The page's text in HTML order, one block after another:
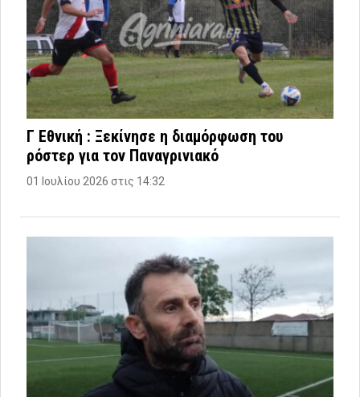
Γ Εθνική : Ξεκίνησε η διαμόρφωση του
ρόστερ για τον Παναγρινιακό
01 Ιουλίου 2026 στις 14:32